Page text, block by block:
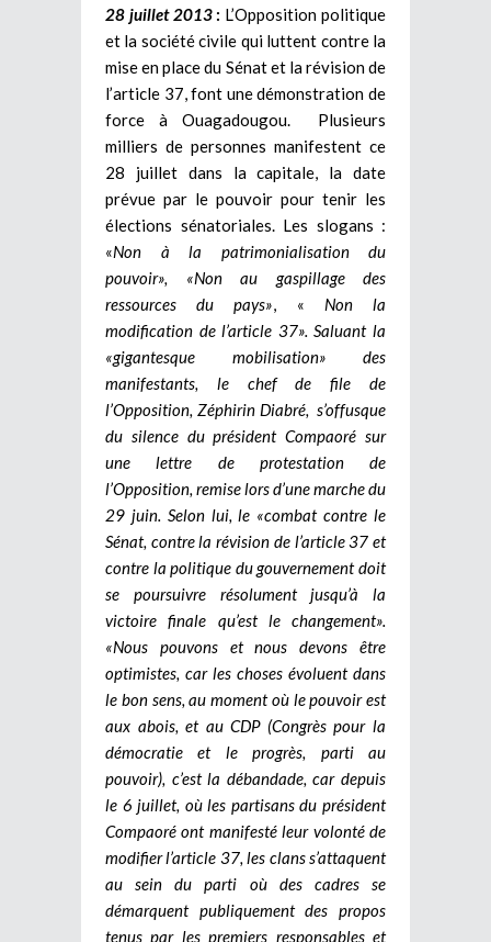
28 juillet 2013 : L’Opposition politique
et la société civile qui luttent contre la
mise en place du Sénat et la révision de
l’article 37, font une démonstration de
force à Ouagadougou. Plusieurs
milliers de personnes manifestent ce
28 juillet dans la capitale, la date
prévue par le pouvoir pour tenir les
élections sénatoriales. Les slogans :
«Non à la patrimonialisation du
pouvoir», «Non au gaspillage des
ressources du pays», « Non la
modification de l’article 37». Saluant la
«gigantesque mobilisation» des
manifestants, le chef de file de
l’Opposition, Zéphirin Diabré, s’offusque
du silence du président Compaoré sur
une lettre de protestation de
l’Opposition, remise lors d’une marche du
29 juin. Selon lui, le «combat contre le
Sénat, contre la révision de l’article 37 et
contre la politique du gouvernement doit
se poursuivre résolument jusqu’à la
victoire finale qu’est le changement».
«Nous pouvons et nous devons être
optimistes, car les choses évoluent dans
le bon sens, au moment où le pouvoir est
aux abois, et au CDP (Congrès pour la
démocratie et le progrès, parti au
pouvoir), c’est la débandade, car depuis
le 6 juillet, où les partisans du président
Compaoré ont manifesté leur volonté de
modifier l’article 37, les clans s’attaquent
au sein du parti où des cadres se
démarquent publiquement des propos
tenus par les premiers responsables et